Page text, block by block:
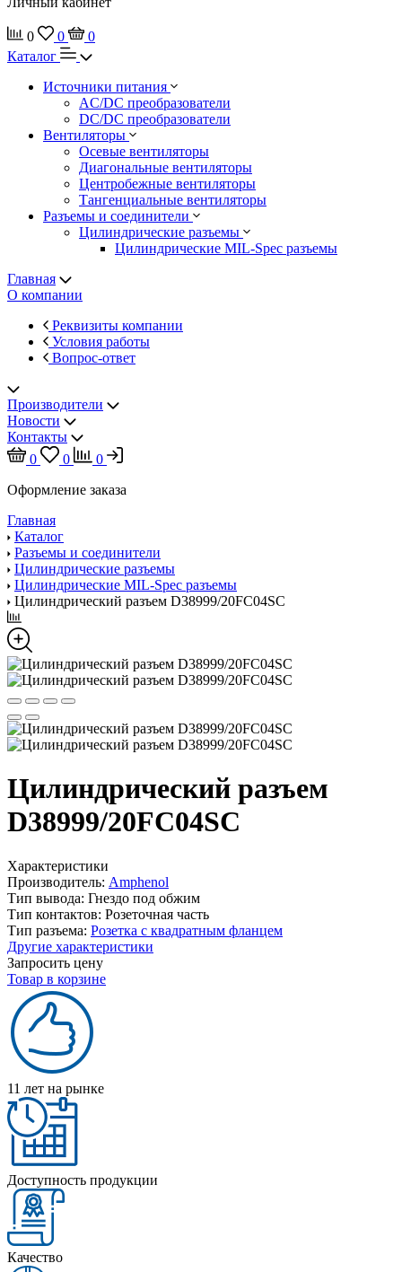
0 0
0
Каталог
Источники питания
AC/DC преобразователи
DC/DC преобразователи
Вентиляторы
Осевые вентиляторы
Диагональные вентиляторы
Центробежные вентиляторы
Тангенциальные вентиляторы
Разъемы и соединители
Цилиндрические разъемы
Цилиндрические MIL-Spec разъемы
Главная
О компании
Реквизиты компании
Условия работы
Вопрос-ответ
Производители
Новости
Контакты
0
0
0
Оформление заказа
Главная
Каталог
Разъемы и соединители
Цилиндрические разъемы
Цилиндрические MIL-Spec разъемы
Цилиндрический разъем D38999/20FC04SC
Цилиндрический разъем
D38999/20FC04SC
Характеристики
Производитель: Amphenol
Тип вывода: Гнездо под обжим
Тип контактов: Розеточная часть
Тип разъема: Розетка с квадратным фланцем
Другие характеристики
Запросить цену
Товар в корзине
11 лет на рынке
Доступность продукции
Качество